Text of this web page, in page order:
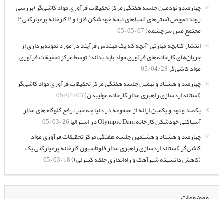
چهارصدو نودمین جلسه هفتگی مرکز تحقیقات فرآوری مواد کاشی‌گر (بررسی
روند تعویض آسترهای آسیاهای نیمه خودشکن فاز ۱ و ۲ کارخانه پرعیارکنی ۲
مجتمع مس سرچشمه)05/05/07
انتشار کتابچه مهارتی “آنچه که یک مهندس فرآیند در مورد نمونه‌برداری از
جریان‌های کارخانه‌های فرآوری مواد باید بداند” توسط مرکز تحقیقات فرآوری
مواد کاشی‌گر05/04/28
چهارصد و هشتاد و نهمین جلسه هفتگی مرکز تحقیقات فرآوری مواد کاشی‌گر
(استانداردسازی راهبری مدار کارخانه مولیبدن)05/04/03
یکصد و نود و یکمین ارائه از مجموعه در دنیا چه خبر: رفع گلوگاه های مدار
آسیاکنی خودشکن کارخانه Olympic Dam در استرالیا
05/03/26
چهارصد و هشتاد و هشتمین جلسه هفتگی مرکز تحقیقات فرآوری مواد
کاشی‌گر (استانداردسازی راهبری مدار فلوتاسیون کارخانه پرعیارکنی یک
(کاهش دانسیته شیرآهک و راه‌اندازی حلقه کنترلی))05/03/18